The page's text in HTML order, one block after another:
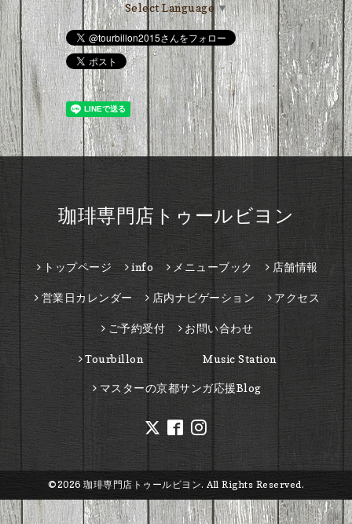
Select Language ▼
珈琲専門店トゥールビヨン
トップページ info メニューブック 店舗情報
営業日カレンダー 店内ナビゲーション アクセス
ご予約受付 お問い合わせ
Tourbillon Music Station
マスターの京都サンガ応援Blog
©2026 珈琲専門店トゥールビヨン. All Rights Reserved.